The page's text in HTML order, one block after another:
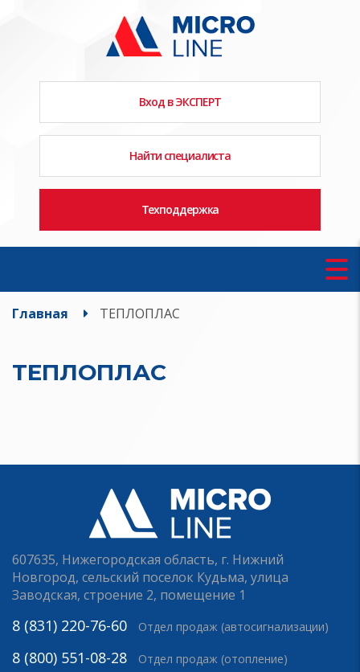
Вход в ЭКСПЕРТ
Найти специалиста
Техподдержка
Главная ТЕПЛОПЛАС
ТЕПЛОПЛАС
607635, Нижегородская область, г. Нижний
Новгород, сельский поселок Кудьма, улица
Заводская, строение 2, помещение 1
8 (831) 220-76-60 Отдел продаж (автосигнализации)
8 (800) 551-08-28 Отдел продаж (отопление)